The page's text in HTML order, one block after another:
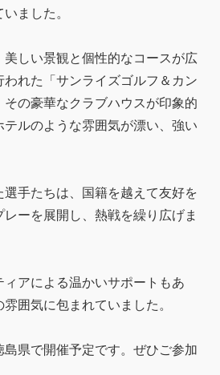
ました。
しい景観と個性的なコースが広
れた「サンライズゴルフ＆カン
その豪華なクラブハウスが印象的
ルのような雰囲気が漂い、強い
手たちは、国籍を越えて友好を
ーを展開し、熱戦を繰り広げま
アによる温かいサポートもあ
囲気に包まれていました。
県で開催予定です。ぜひご参加